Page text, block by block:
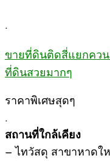
.
ขายที่ดินติดสี่แยกคว
ที่ดินสวยมากๆ
ราคาพิเศษสุดๆ
.
สถานที่ใกล้เคียง
– ไทวัสดุ สาขาหาดใ